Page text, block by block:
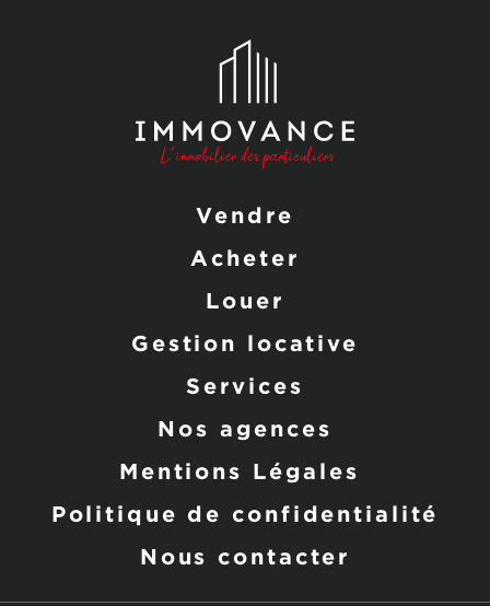
Vendre
Acheter
Louer
Gestion locative
Services
Nos agences
Mentions Légales
Politique de confidentialité
Nous contacter